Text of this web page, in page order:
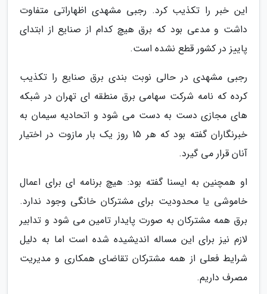
این خبر را تکذیب کرد. رجبی مشهدی اظهاراتی متفاوت
داشت و مدعی بود که برق هیچ کدام از صنایع از ابتدای
پاییز در کشور قطع نشده است.
رجبی مشهدی در حالی نوبت بندی برق صنایع را تکذیب
کرده که نامه شرکت سهامی برق منطقه ای تهران در شبکه
های مجازی دست به دست می شود و اتحادیه سیمان به
خبرنگاران گفته بود که هر 15 روز یک بار مازوت در اختیار
آنان قرار می گیرد.
او همچنین به ایسنا گفته بود: هیچ برنامه ای برای اعمال
خاموشی یا محدودیت برای مشترکان خانگی وجود ندارد.
برق همه مشترکان به صورت پایدار تامین می شود و تدابیر
لازم نیز برای این مساله اندیشیده شده است اما به دلیل
شرایط فعلی از همه مشترکان تقاضای همکاری و مدیریت
مصرف داریم.